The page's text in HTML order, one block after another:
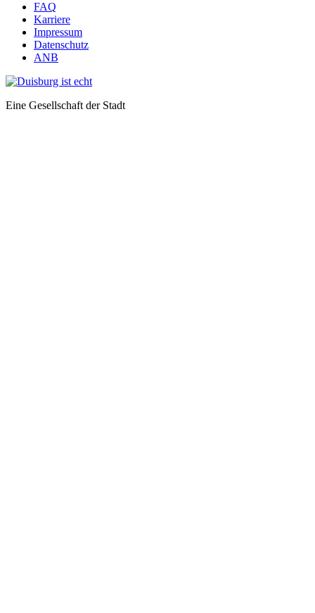
FAQ
Karriere
Impressum
Datenschutz
ANB
Eine Gesellschaft der Stadt